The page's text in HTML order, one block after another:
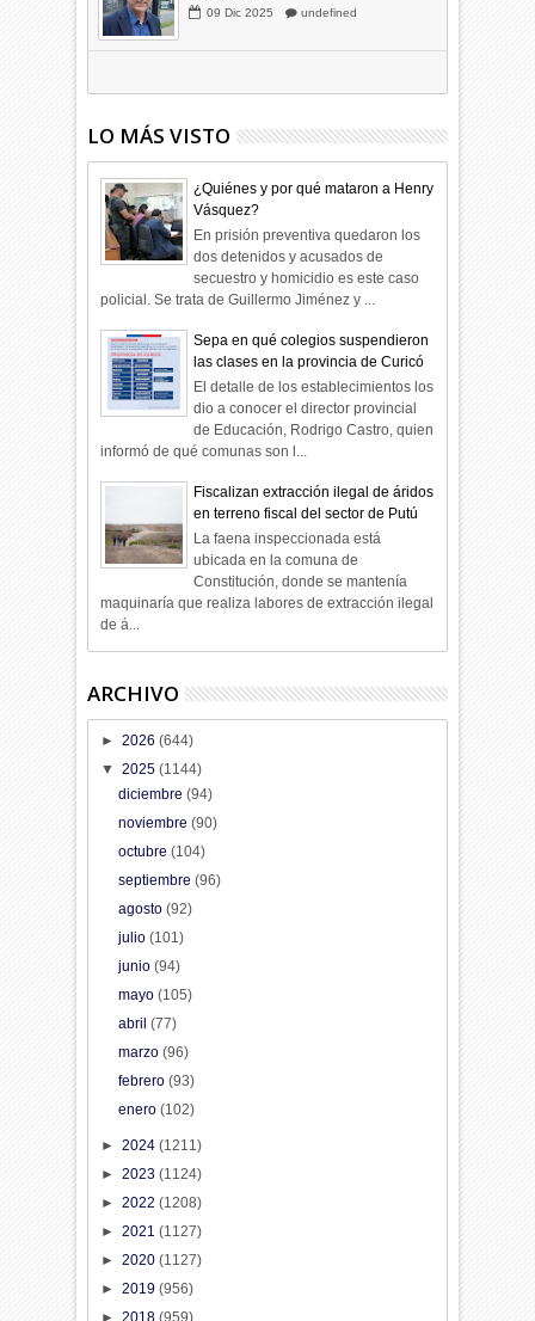
Hagamos la trazabilidad de los
09 Dic 2025 undefined
LO MÁS VISTO
¿Quiénes y por qué mataron a Henry
Vásquez?
En prisión preventiva quedaron los
dos detenidos y acusados de
secuestro y homicidio es este caso
policial. Se trata de Guillermo Jiménez y ...
Sepa en qué colegios suspendieron
las clases en la provincia de Curicó
El detalle de los establecimientos los
dio a conocer el director provincial
de Educación, Rodrigo Castro, quien
informó de qué comunas son l...
Fiscalizan extracción ilegal de áridos
en terreno fiscal del sector de Putú
La faena inspeccionada está
ubicada en la comuna de
Constitución, donde se mantenía
maquinaría que realiza labores de extracción ilegal
de á...
ARCHIVO
►2026(644)
▼2025(1144)
diciembre (94)
noviembre (90)
octubre (104)
septiembre (96)
agosto (92)
julio (101)
junio (94)
mayo (105)
abril (77)
marzo (96)
febrero (93)
enero (102)
►2024(1211)
►2023(1124)
►2022(1208)
►2021(1127)
►2020(1127)
►2019(956)